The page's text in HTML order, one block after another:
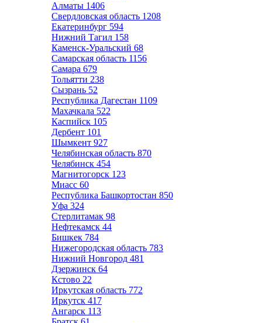
Алматы 1406
Свердловская область 1208
Екатеринбург 594
Нижний Тагил 158
Каменск-Уральский 68
Самарская область 1156
Самара 679
Тольятти 238
Сызрань 52
Республика Дагестан 1109
Махачкала 522
Каспийск 105
Дербент 101
Шымкент 927
Челябинская область 870
Челябинск 454
Магнитогорск 123
Миасс 60
Республика Башкортостан 850
Уфа 324
Стерлитамак 98
Нефтекамск 44
Бишкек 784
Нижегородская область 783
Нижний Новгород 481
Дзержинск 64
Кстово 22
Иркутская область 772
Иркутск 417
Ангарск 113